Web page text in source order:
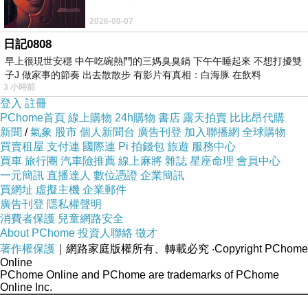
2026-08-07
日記0808
早上很現世安穩 中午吃碗熱門的三媽臭臭鍋 下午午睡起來 不想打擾雙
子J 做家事的節奏 出去散散步 有影片有真相：白海豚 在飲料
3 小時前
登入 註冊
PChome首頁 線上購物 24h購物 書店 露天拍賣 比比昂代購
新聞 /氣象 股市 個人新聞台 廣告刊登 加入聯播網 全球購物
買賣租屋 支付連 國際連 Pi 拍錢包 旅遊 服務中心
買車 旅行團 汽車險推薦 線上麻將 雜誌 星座命理 會員中心
一元簡訊 直播達人 數位憑證 企業簡訊
買網址 虛擬主機 企業郵件
廣告刊登 隱私權聲明
消費者保護 兒童網路安全
About PChome 投資人聯絡 徵才
著作權保護 ｜網路家庭版權所有、轉載必究 ‧Copyright PChome
Online
PChome Online and PChome are trademarks of PChome
Online Inc.